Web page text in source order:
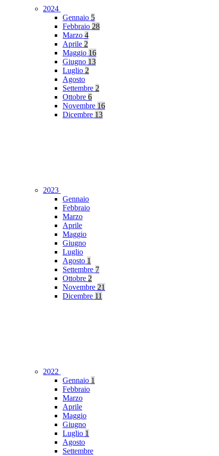
2024
Gennaio 5
Febbraio 28
Marzo 4
Aprile 2
Maggio 16
Giugno 13
Luglio 2
Agosto
Settembre 2
Ottobre 6
Novembre 16
Dicembre 13
2023
Gennaio
Febbraio
Marzo
Aprile
Maggio
Giugno
Luglio
Agosto 1
Settembre 7
Ottobre 2
Novembre 21
Dicembre 11
2022
Gennaio 1
Febbraio
Marzo
Aprile
Maggio
Giugno
Luglio 1
Agosto
Settembre